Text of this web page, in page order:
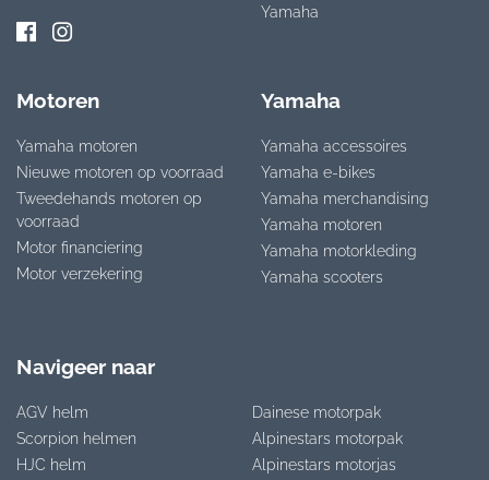
Yamaha
Motoren
Yamaha motoren
Nieuwe motoren op voorraad
Tweedehands motoren op
voorraad
Motor financiering
Motor verzekering
Yamaha
Yamaha accessoires
Yamaha e-bikes
Yamaha merchandising
Yamaha motoren
Yamaha motorkleding
Yamaha scooters
Navigeer naar
AGV helm
Scorpion helmen
HJC helm
Dainese motorpak
Alpinestars motorpak
Alpinestars motorjas